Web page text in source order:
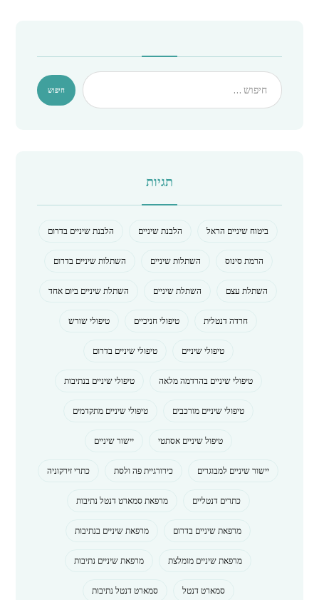
תגיות
ביטוח שיניים הראל הלבנת שיניים
הלבנת שיניים בדרום
הרמת סינוס
השתלות שיניים
השתלות שיניים בדרום
השתלת עצם
השתלת שיניים
השתלת שיניים ביום אחד
חרדה דנטלית
טיפולי חניכיים
טיפולי שורש
טיפולי שיניים
טיפולי שיניים בדרום
טיפולי שיניים בהרדמה מלאה
טיפולי שיניים בנתיבות
טיפולי שיניים מורכבים
טיפולי שיניים מתקדמים
טיפול שיניים אסתטי
יישור שיניים
יישור שיניים למבוגרים
כירורגיית פה ולסת
כתרי זירקוניה
כתרים דנטליים
מרפאת סמארט דנטל נתיבות
מרפאת שיניים בדרום
מרפאת שיניים בנתיבות
מרפאת שיניים מומלצת
מרפאת שיניים נתיבות
סמארט דנטל
סמארט דנטל נתיבות